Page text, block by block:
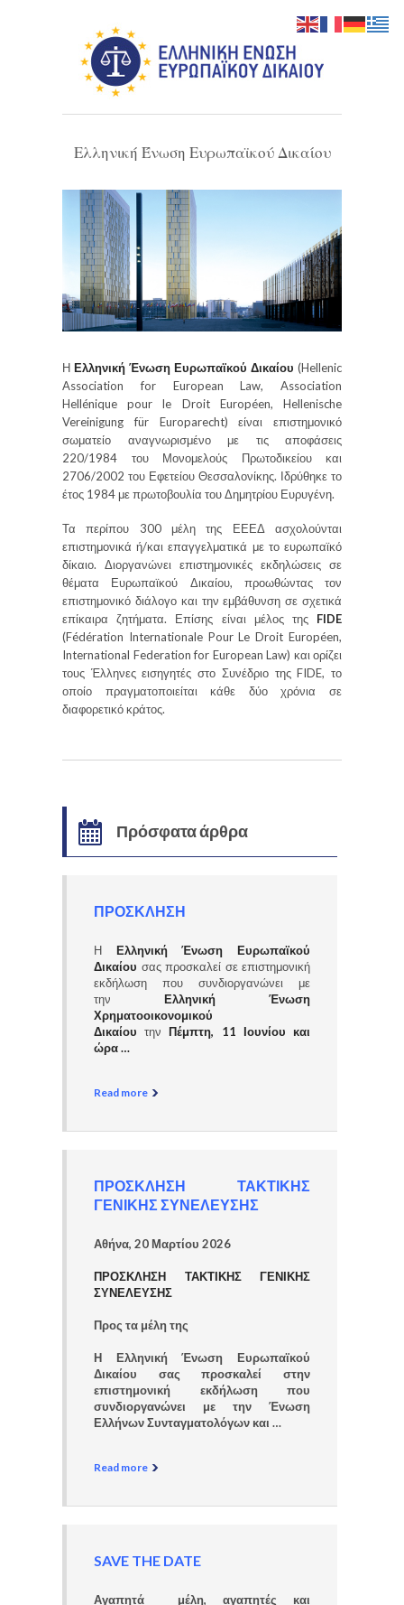
Ελληνική Ένωση Ευρωπαϊκού Δικαίου
Η Ελληνική Ένωση Ευρωπαϊκού Δικαίου (Hellenic
Association for European Law, Association
Hellénique pour le Droit Européen, Hellenische
Vereinigung für Europarecht) είναι επιστημονικό
σωματείο αναγνωρισμένο με τις αποφάσεις
220/1984 του Μονομελούς Πρωτοδικείου και
2706/2002 του Εφετείου Θεσσαλονίκης. Ιδρύθηκε το
έτος 1984 με πρωτοβουλία του Δημητρίου Ευρυγένη.
Τα περίπου 300 μέλη της ΕΕΕΔ ασχολούνται
επιστημονικά ή/και επαγγελματικά με το ευρωπαϊκό
δίκαιο. Διοργανώνει επιστημονικές εκδηλώσεις σε
θέματα Ευρωπαϊκού Δικαίου, προωθώντας τον
επιστημονικό διάλογο και την εμβάθυνση σε σχετικά
επίκαιρα ζητήματα. Επίσης είναι μέλος της FIDE
(Fédération Internationale Pour Le Droit Européen,
International Federation for European Law) και ορίζει
τους Έλληνες εισηγητές στο Συνέδριο της FIDE, το
οποίο πραγματοποιείται κάθε δύο χρόνια σε
διαφορετικό κράτος.
Πρόσφατα άρθρα
ΠΡΟΣΚΛΗΣΗ
Η Ελληνική Ένωση Ευρωπαϊκού
Δικαίου σας προσκαλεί σε επιστημονική
εκδήλωση που συνδιοργανώνει με
την Ελληνική Ένωση
Χρηματοοικονομικού
Δικαίου τηνΠέμπτη, 11 Ιουνίου και
ώρα …
Read more
ΠΡΟΣΚΛΗΣΗ ΤΑΚΤΙΚΗΣ
ΓΕΝΙΚΗΣ ΣΥΝΕΛΕΥΣΗΣ
Αθήνα, 20 Μαρτίου 2026
ΠΡΟΣΚΛΗΣΗ ΤΑΚΤΙΚΗΣ ΓΕΝΙΚΗΣ
ΣΥΝΕΛΕΥΣΗΣ
Προς τα μέλη της
Η Ελληνική Ένωση Ευρωπαϊκού
Δικαίου σας προσκαλεί στην
επιστημονική εκδήλωση που
συνδιοργανώνει με την Ένωση
Ελλήνων Συνταγματολόγων και …
Read more
SAVE THE DATE
Αγαπητά μέλη, αγαπητές και